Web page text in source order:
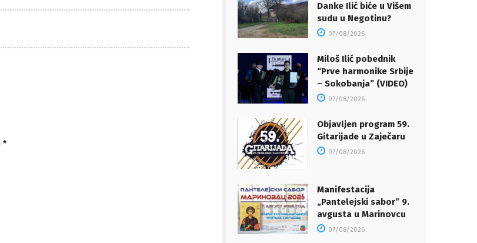
*
Danke Ilić biće u Višem
sudu u Negotinu?
07/08/2026
Miloš Ilić pobednik
“Prve harmonike Srbije
– Sokobanja” (VIDEO)
07/08/2026
Objavljen program 59.
Gitarijade u Zaječaru
07/08/2026
Manifestacija
„Pantelejski sabor” 9.
avgusta u Marinovcu
07/08/2026